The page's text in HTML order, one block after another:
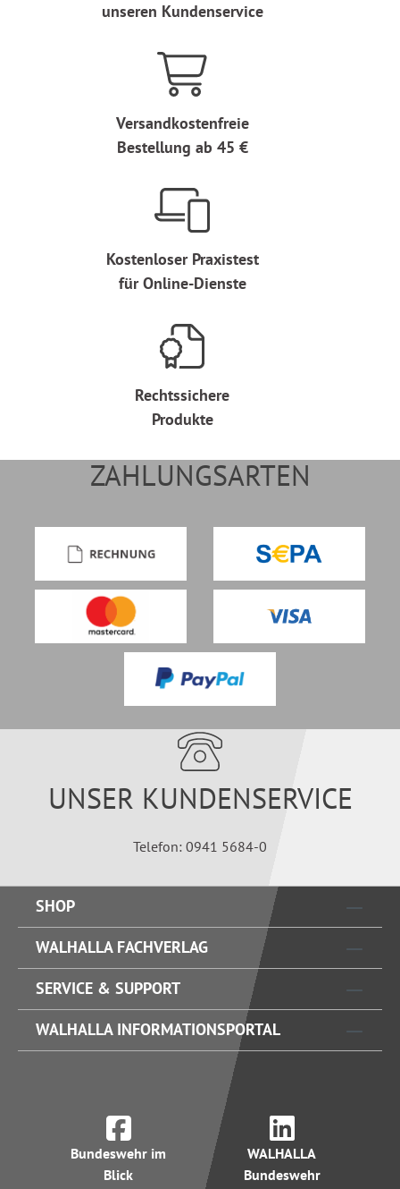
unseren Kundenservice
Versandkostenfreie
Bestellung ab 45 €
Kostenloser Praxistest
für Online-Dienste
Rechtssichere
Produkte
ZAHLUNGSARTEN
UNSER KUNDENSERVICE
Telefon: 0941 5684-0
SHOP
WALHALLA FACHVERLAG
SERVICE & SUPPORT
WALHALLA INFORMATIONSPORTAL
Bundeswehr im
Blick
WALHALLA
Bundeswehr